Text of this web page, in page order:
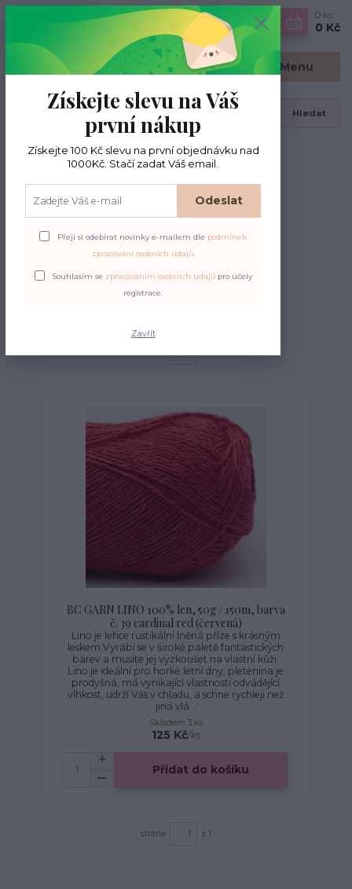
Menu
CZK
Hledat
0 ks
0 Kč
Úvod BC Garn Lino
Lino
Upřesnit parametry
Zobrazuji 1-1 z 1
BC GARN LINO 100% len, 50g / 150m, barva
č. 39 cardinal red (červená)
Lino je lehce rustikální lněná příze s krásným
leskem.Vyrábí se v široké paletě fantastických
barev a musíte jej vyzkoušet na vlastní kůži.
Lino je ideální pro horké letní dny, pletenina je
prodyšná, má vynikající vlastnosti odvádějící
vlhkost, udrží Vás v chladu, a schne rychleji než
jiná vlá...
125 Kč/ks
Skladem 3 ks
Přidat do košíku
strana z 1
Získejte slevu na Váš
první nákup
Získejte 100 Kč slevu na první objednávku nad
1000Kč. Stačí zadat Váš email.
Odeslat
Přeji si odebírat novinky e-mailem dle podmínek
zpracování osobních údajů.
Souhlasím se zpracováním osobních údajůpro účely
registrace.
Zavřít